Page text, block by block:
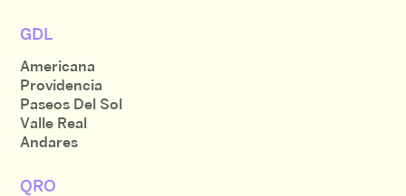
GDL
Americana
Providencia
Paseos Del Sol
Valle Real
Andares
QRO